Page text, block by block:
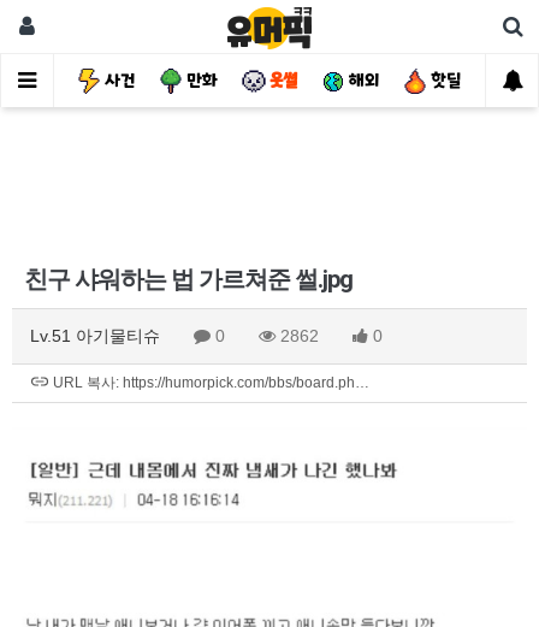
유머 사건 만화 웃썰 해외 핫딜 자
친구 샤워하는 법 가르쳐준 썰.jpg
Lv.51 아기물티슈 0 2862 0
URL 복사: https://humorpick.com/bbs/board.ph…